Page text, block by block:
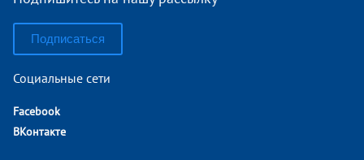
Подписаться
Социальные сети
Facebook
ВКонтакте